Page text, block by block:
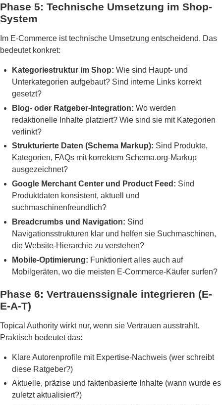
Phase 5: Technische Umsetzung im Shop-
System
Im E-Commerce ist technische Umsetzung entscheidend. Das
bedeutet konkret:
Kategoriestruktur im Shop: Wie sind Haupt- und
Unterkategorien aufgebaut? Sind interne Links korrekt
gesetzt?
Blog- oder Ratgeber-Integration: Wo werden
redaktionelle Inhalte platziert? Wie sind sie mit Kategorien
verlinkt?
Strukturierte Daten (Schema Markup): Sind Produkte,
Kategorien, FAQs mit korrektem Schema.org-Markup
ausgezeichnet?
Google Merchant Center und Product Feed: Sind
Produktdaten konsistent, aktuell und
suchmaschinenfreundlich?
Breadcrumbs und Navigation: Sind
Navigationsstrukturen klar und helfen sie Suchmaschinen,
die Website-Hierarchie zu verstehen?
Mobile-Optimierung: Funktioniert alles auch auf
Mobilgeräten, wo die meisten E-Commerce-Käufer surfen?
Phase 6: Vertrauenssignale integrieren (E-
E-A-T)
Topical Authority wirkt nur, wenn sie Vertrauen ausstrahlt.
Praktisch bedeutet das:
Klare Autorenprofile mit Expertise-Nachweis (wer schreibt
diese Ratgeber?)
Aktuelle, präzise und faktenbasierte Inhalte (wann wurde es
zuletzt aktualisiert?)